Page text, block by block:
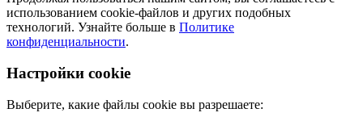
использованием cookie-файлов и других подобных
технологий. Узнайте больше в Политике
конфиденциальности.
Настройки cookie
Выберите, какие файлы cookie вы разрешаете: